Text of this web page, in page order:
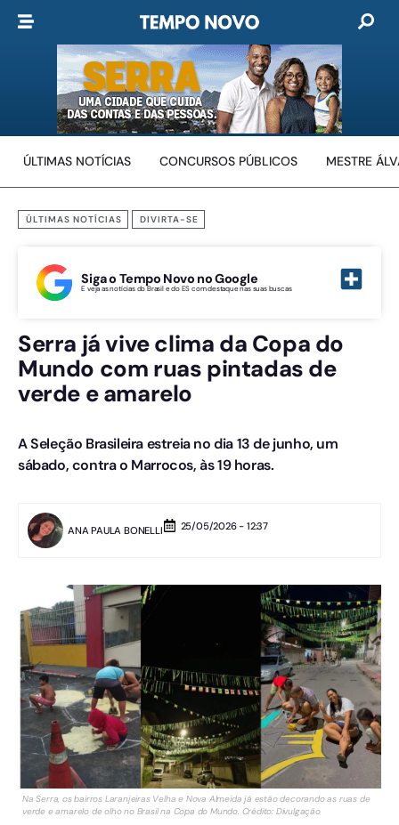
ÚLTIMAS NOTÍCIAS CONCURSOS PÚBLICOS MESTRE
ÚLTIMAS NOTÍCIAS DIVIRTA-SE
Siga o Tempo Novo no Google
E veja as notícias do Brasil e do ES com destaque nas suas buscas
Serra já vive clima da Copa do
Mundo com ruas pintadas de
verde e amarelo
A Seleção Brasileira estreia no dia 13 de junho, um
sábado, contra o Marrocos, às 19 horas.
ANA PAULA BONELLI 25/05/2026 - 12:37
Na Serra, os bairros Laranjeiras Velha e Nova Almeida já estão decorando as ruas de
verde e amarelo de olho no Brasil na Copa do Mundo. Crédito: Divulgação